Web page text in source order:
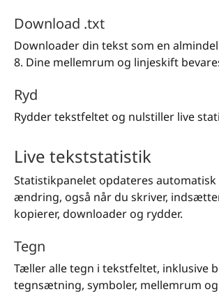
Download .txt
Downloader din tekst som en
8. Dine mellemrum og linjeskift
Ryd
Rydder tekstfeltet og nulstiller live
Live tekststatistik
Statistikpanelet opdateres automatisk
ændring, også når du skriver,
kopierer, downloader og rydder.
Tegn
Tæller alle tegn i tekstfeltet, inklusive
tegnsætning, symboler, mellemrum